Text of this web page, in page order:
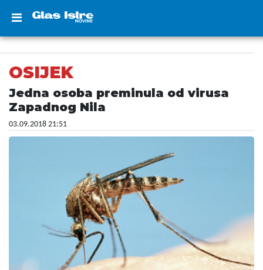
OSIJEK
Jedna osoba preminula od virusa
Zapadnog Nila
03.09.2018 21:51